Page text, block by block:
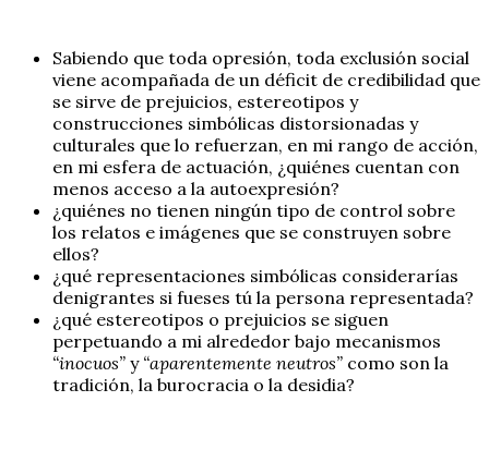
Sabiendo que toda opresión, toda exclusión social
viene acompañada de un déficit de credibilidad que
se sirve de prejuicios, estereotipos y
construcciones simbólicas distorsionadas y
culturales que lo refuerzan, en mi rango de acción,
en mi esfera de actuación, ¿quiénes cuentan con
menos acceso a la autoexpresión?
¿quiénes no tienen ningún tipo de control sobre
los relatos e imágenes que se construyen sobre
ellos?
¿qué representaciones simbólicas considerarías
denigrantes si fueses tú la persona representada?
¿qué estereotipos o prejuicios se siguen
perpetuando a mi alrededor bajo mecanismos
“inocuos” y “aparentemente neutros” como son la
tradición, la burocracia o la desidia?